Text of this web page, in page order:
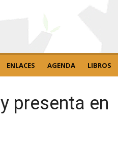
ENLACES AGENDA LIBROS
presenta en